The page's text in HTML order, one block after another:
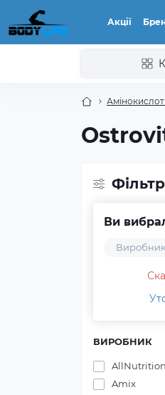
Акції
Фільтр
Ви
ВИРОБНИК
AllNutrition
Amix